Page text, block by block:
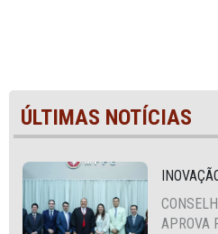
ÚLTIMAS NOTÍCIAS
APROVA